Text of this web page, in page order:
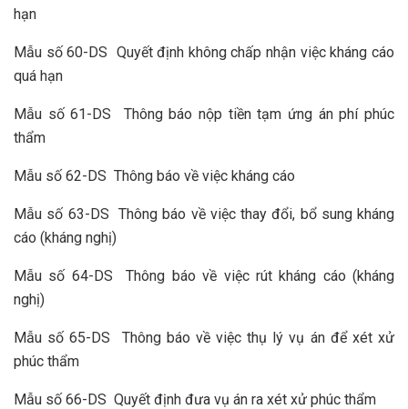
hạn
Mẫu số 60-DS Quyết định không chấp nhận việc kháng cáo
quá hạn
Mẫu số 61-DS Thông báo nộp tiền tạm ứng án phí phúc
thẩm
Mẫu số 62-DS Thông báo về việc kháng cáo
Mẫu số 63-DS Thông báo về việc thay đổi, bổ sung kháng
cáo (kháng nghị)
Mẫu số 64-DS Thông báo về việc rút kháng cáo (kháng
nghị)
Mẫu số 65-DS Thông báo về việc thụ lý vụ án để xét xử
phúc thẩm
Mẫu số 66-DS Quyết định đưa vụ án ra xét xử phúc thẩm